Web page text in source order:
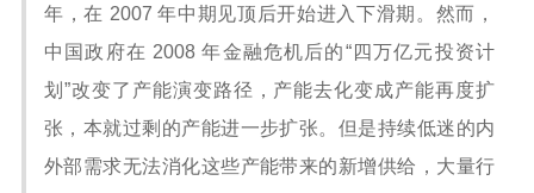
年，在 2007 年中期见顶后开始进入下滑期。然而，
中国政府在 2008 年金融危机后的“四万亿元投资计
划”改变了产能演变路径，产能去化变成产能再度扩
张，本就过剩的产能进一步扩张。但是持续低迷的内
外部需求无法消化这些产能带来的新增供给，大量行